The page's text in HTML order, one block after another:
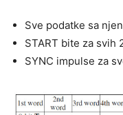
Sve podatke sa
START bite za svih
SYNC impulse za